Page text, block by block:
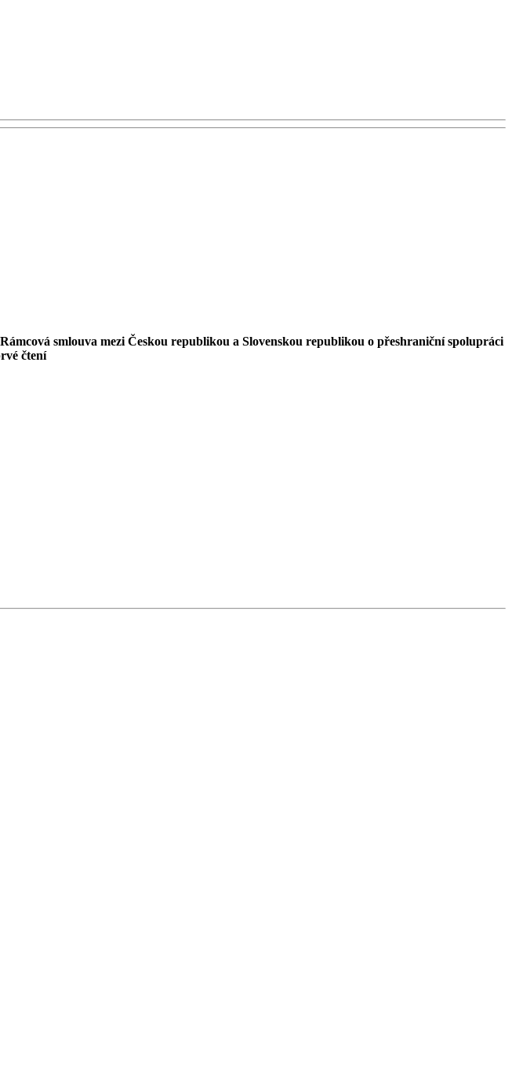
smlouva mezi Českou republikou a Slovenskou republikou o přeshraniční spolupráci
čtení